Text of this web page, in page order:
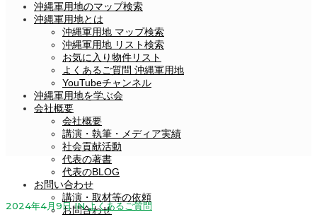
沖縄軍用地のマップ検索
沖縄軍用地とは
沖縄軍用地 マップ検索
沖縄軍用地 リスト検索
お気に入り物件リスト
よくあるご質問 沖縄軍用地
YouTubeチャンネル
沖縄軍用地を学ぶ会
会社概要
会社概要
講演・執筆・メディア実績
社会貢献活動
代表の著書
代表のBLOG
お問い合わせ
講演・取材等の依頼
お問合わせ
2024年4月9日 IN よくあるご質問